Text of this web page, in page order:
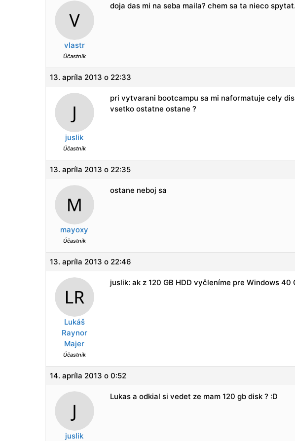
vlastr
Účastník
doja das mi na seba maila? chem sa ta nieco
13. apríla 2013 o 22:33
juslik
Účastník
pri vytvarani bootcampu sa mi naformatuje cely
vsetko ostatne ostane ?
13. apríla 2013 o 22:35
mayoxy
Účastník
ostane neboj sa
13. apríla 2013 o 22:46
Lukáš
Raynor
Majer
Účastník
juslik: ak z 120 GB HDD vyčleníme pre Windows
14. apríla 2013 o 0:52
juslik
Lukas a odkial si vedet ze mam 120 gb disk ? :D